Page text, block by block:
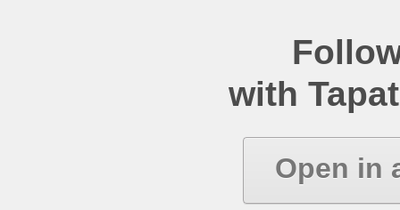
with
Open in